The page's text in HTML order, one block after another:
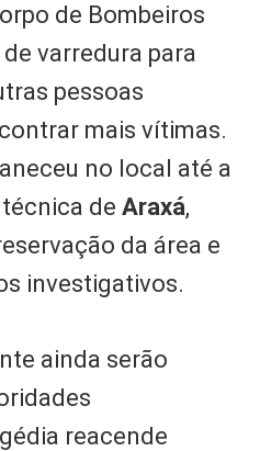
de Bombeiros
varredura para
pessoas
mais vítimas.
no local até a
de Araxá,
da área e
investigativos.
ainda serão
reacende